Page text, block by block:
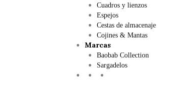
Cuadros y lienzos
Espejos
Cestas de almacenaje
Cojines & Mantas
Marcas
Baobab Collection
Sargadelos